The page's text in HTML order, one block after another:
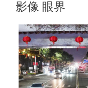
影像 眼界